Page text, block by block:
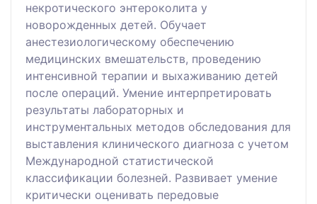
некротического энтероколита у
новорожденных детей. Обучает
анестезиологическому обеспечению
медицинских вмешательств, проведению
интенсивной терапии и выхаживанию детей
после операций. Умение интерпретировать
результаты лабораторных и
инструментальных методов обследования для
выставления клинического диагноза с учетом
Международной статистической
классификации болезней. Развивает умение
критически оценивать передовые